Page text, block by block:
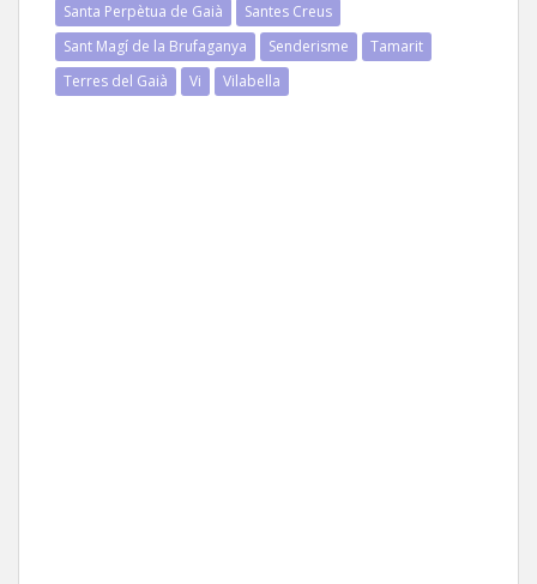
Santa Perpètua de Gaià
Santes Creus
Sant Magí de la Brufaganya
Senderisme
Tamarit
Terres del Gaià
Vi Vilabella